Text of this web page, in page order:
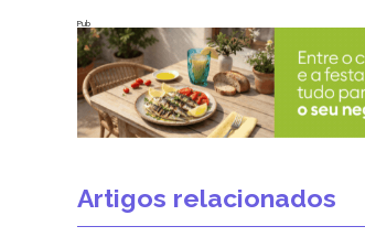
Pub
Artigos relacionados